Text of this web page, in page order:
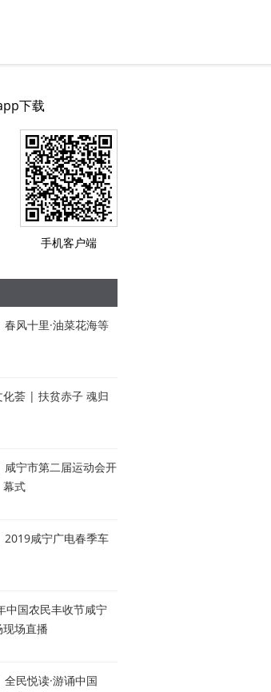
下载
手机客户端
风十里·油菜花海等
化荟 | 扶贫赤子 魂归
宁市第二届运动会开
幕式
咸宁广电春季车
中国农民丰收节咸宁
现场直播
民悦读·游诵中国